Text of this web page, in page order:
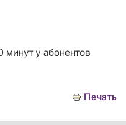
у абонентов
Печать